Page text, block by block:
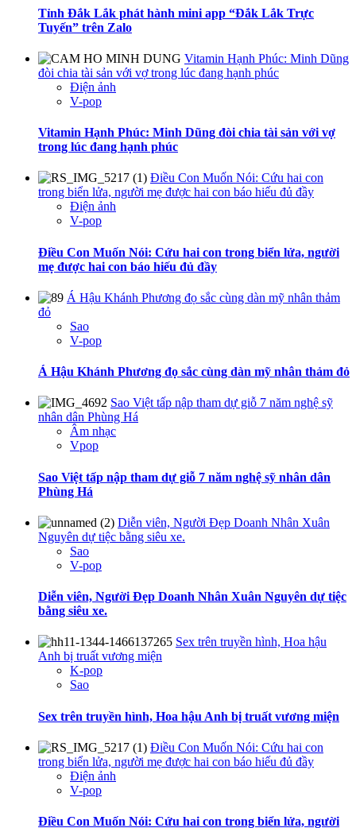
Tỉnh Đắk Lắk phát hành mini app “Đắk Lắk Trực
Tuyến” trên Zalo
Vitamin Hạnh Phúc: Minh Dũng
đòi chia tài sản với vợ trong lúc đang hạnh phúc
Điện ảnh
V-pop
Vitamin Hạnh Phúc: Minh Dũng đòi chia tài sản với vợ
trong lúc đang hạnh phúc
Điều Con Muốn Nói: Cứu hai con
trong biển lửa, người mẹ được hai con báo hiếu đủ đầy
Điện ảnh
V-pop
Điều Con Muốn Nói: Cứu hai con trong biển lửa, người
mẹ được hai con báo hiếu đủ đầy
Á Hậu Khánh Phương đọ sắc cùng dàn mỹ nhân thảm
đỏ
Sao
V-pop
Á Hậu Khánh Phương đọ sắc cùng dàn mỹ nhân thảm đỏ
Sao Việt tấp nập tham dự giỗ 7 năm nghệ sỹ
nhân dân Phùng Há
Âm nhạc
Vpop
Sao Việt tấp nập tham dự giỗ 7 năm nghệ sỹ nhân dân
Phùng Há
Diễn viên, Người Đẹp Doanh Nhân Xuân
Nguyên dự tiệc bằng siêu xe.
Sao
V-pop
Diễn viên, Người Đẹp Doanh Nhân Xuân Nguyên dự tiệc
bằng siêu xe.
Sex trên truyền hình, Hoa hậu
Anh bị truất vương miện
K-pop
Sao
Sex trên truyền hình, Hoa hậu Anh bị truất vương miện
Điều Con Muốn Nói: Cứu hai con
trong biển lửa, người mẹ được hai con báo hiếu đủ đầy
Điện ảnh
V-pop
Điều Con Muốn Nói: Cứu hai con trong biển lửa, người